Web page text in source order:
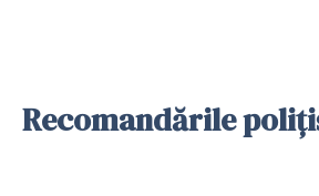
Recomandările